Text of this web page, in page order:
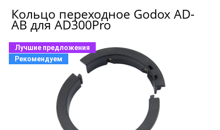
Кольцо переходное Godox AD-
AB для AD300Pro
Лучшие предложения
Рекомендуем